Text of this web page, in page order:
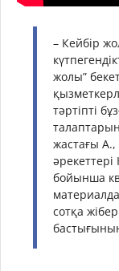
– Кейбір
жолы”
тәртіпті
жастағы А.,
бойынша
сотқа